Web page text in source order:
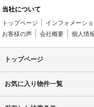
当社について
トップページ インフォメーシ
お客様の声
会社概要 個人情
トップページ
お気に入り物件一覧